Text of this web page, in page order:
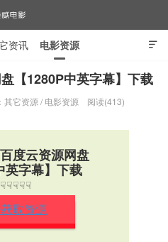

资讯 电影资源
【1280P中英字幕】下载
其它资源 / 电影资源 阅读(413)
度云资源网盘
英字幕】下载
取资源